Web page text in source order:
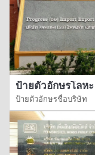
ป้ายตัวอักษรโลหะ
ป้ายตัวอักษรชื่อบริษัท